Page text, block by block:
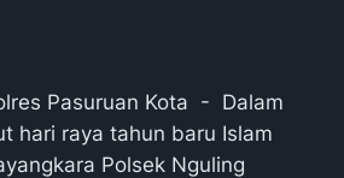
Pasuruan Kota - Dalam
hari raya tahun baru Islam
Polsek Nguling